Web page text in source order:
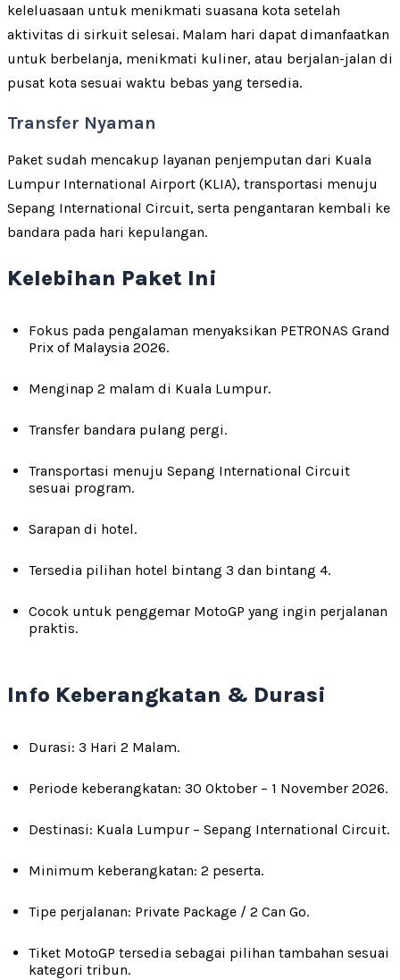
keleluasaan untuk menikmati suasana kota setelah
aktivitas di sirkuit selesai. Malam hari dapat dimanfaatkan
untuk berbelanja, menikmati kuliner, atau berjalan-jalan di
pusat kota sesuai waktu bebas yang tersedia.
Transfer Nyaman
Paket sudah mencakup layanan penjemputan dari Kuala
Lumpur International Airport (KLIA), transportasi menuju
Sepang International Circuit, serta pengantaran kembali ke
bandara pada hari kepulangan.
Kelebihan Paket Ini
Fokus pada pengalaman menyaksikan PETRONAS Grand
Prix of Malaysia 2026.
Menginap 2 malam di Kuala Lumpur.
Transfer bandara pulang pergi.
Transportasi menuju Sepang International Circuit
sesuai program.
Sarapan di hotel.
Tersedia pilihan hotel bintang 3 dan bintang 4.
Cocok untuk penggemar MotoGP yang ingin perjalanan
praktis.
Info Keberangkatan & Durasi
Durasi: 3 Hari 2 Malam.
Periode keberangkatan: 30 Oktober – 1 November 2026.
Destinasi: Kuala Lumpur – Sepang International Circuit.
Minimum keberangkatan: 2 peserta.
Tipe perjalanan: Private Package / 2 Can Go.
Tiket MotoGP tersedia sebagai pilihan tambahan sesuai
kategori tribun.